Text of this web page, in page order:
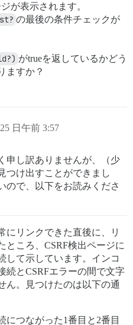
が表示されます。
の最後の条件チェックが
がtrueを返しているかどう
ますか？
日午前 3:57
申し訳ありませんが、（少
つけ出すことができまし
ので、以下をお読みくださ
にリンクできた直後に、リ
ところ、CSRF検出ページに
して示しています。インコ
続とCSRFエラーの間で文字
ん。見つけたのは以下の通
につながった1番目と2番目